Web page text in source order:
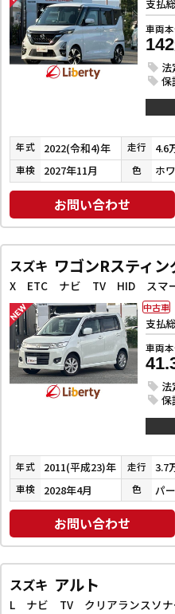
支払
車両
142
法
保
年式 2022(令和4)年 走行 4.6
車検 2027年11月 色
お問い合わせ
スズキ ワゴンRスティン
支払
車両
法
保
中古車
年式 2011(平成23)年 走行 3.7
車検 2028年4月 色 パ
お問い合わせ
スズキ アルト